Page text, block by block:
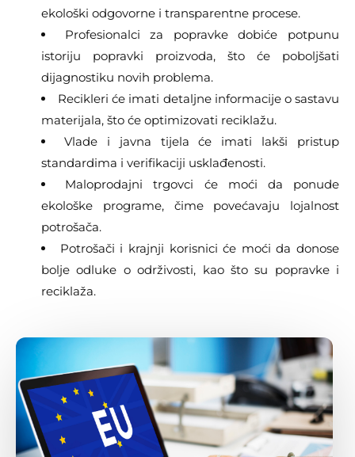
ekološki odgovorne i transparentne procese.
Profesionalci za popravke dobiće potpunu
istoriju popravki proizvoda, što će poboljšati
dijagnostiku novih problema.
Recikleri će imati detaljne informacije o sastavu
materijala, što će optimizovati reciklažu.
Vlade i javna tijela će imati lakši pristup
standardima i verifikaciji usklađenosti.
Maloprodajni trgovci će moći da ponude
ekološke programe, čime povećavaju lojalnost
potrošača.
Potrošači i krajnji korisnici će moći da donose
bolje odluke o održivosti, kao što su popravke i
reciklaža.